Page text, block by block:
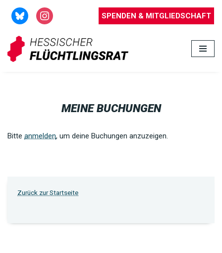
Zum
Inhalt
springen
SPENDEN & MITGLIEDSCHAFT
MEINE BUCHUNGEN
Bitte anmelden, um deine Buchungen anzuzeigen.
Zurück zur Startseite